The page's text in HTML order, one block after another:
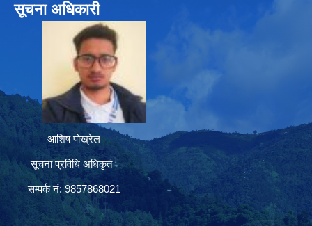
सूचना अधिकारी
आशिष पोख्रेल
सूचना प्रविधि अधिकृत
सम्पर्क नं: 9857868021